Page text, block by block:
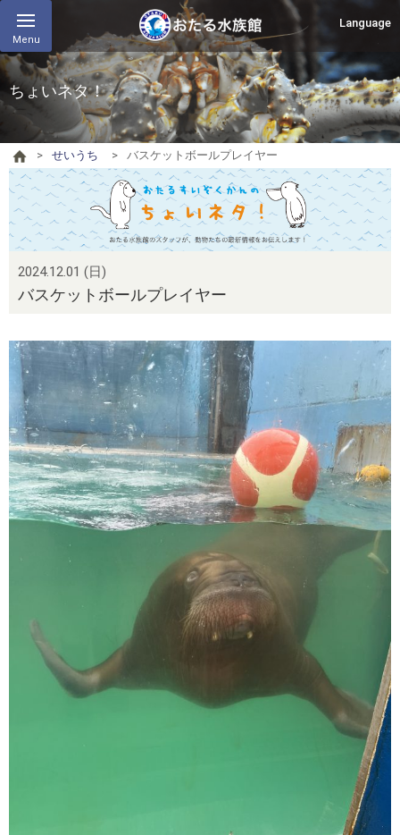
Menu
Language
ちょいネタ！
せいうち バスケットボールプレイヤー
2024.12.01 (日)
バスケットボールプレイヤー